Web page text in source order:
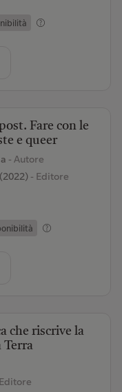
Fare con le
e queer
- Autore
- Editore
che riscrive la
Terra